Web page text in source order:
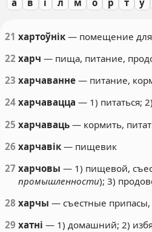
21 хартоўнік — помещение для
22 харч — пища, питание,
23 харчаванне — питание,
24 харчавацца — 1) питаться;
25 харчаваць — кормить,
26 харчавік — пищевик
27 харчовы — 1) пищевой,
промышленности); 3)
28 харчы — съестные припасы,
29 хатні — 1) домашний; 2)